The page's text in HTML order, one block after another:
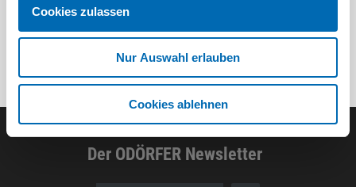
Cookies zulassen
Nur Auswahl erlauben
Cookies ablehnen
Der ODÖRFER Newsletter